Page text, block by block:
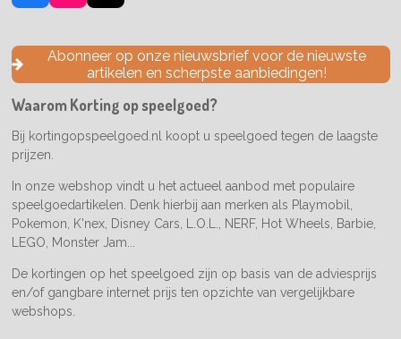
a
e
o
k
n
t
a
g
a
m
i
T
o
k
Abonneer op onze nieuwsbrief voor de nieuwste
artikelen en scherpste aanbiedingen!
Waarom Korting op speelgoed?
Bij kortingopspeelgoed.nl koopt u speelgoed tegen de laagste
prijzen.
In onze webshop vindt u het actueel aanbod met populaire
speelgoedartikelen. Denk hierbij aan merken als Playmobil,
Pokemon, K'nex, Disney Cars, L.O.L., NERF, Hot Wheels, Barbie,
LEGO, Monster Jam...
De kortingen op het speelgoed zijn op basis van de adviesprijs
en/of gangbare internet prijs ten opzichte van vergelijkbare
webshops.